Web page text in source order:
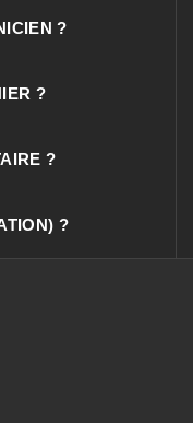
?
?
?
?